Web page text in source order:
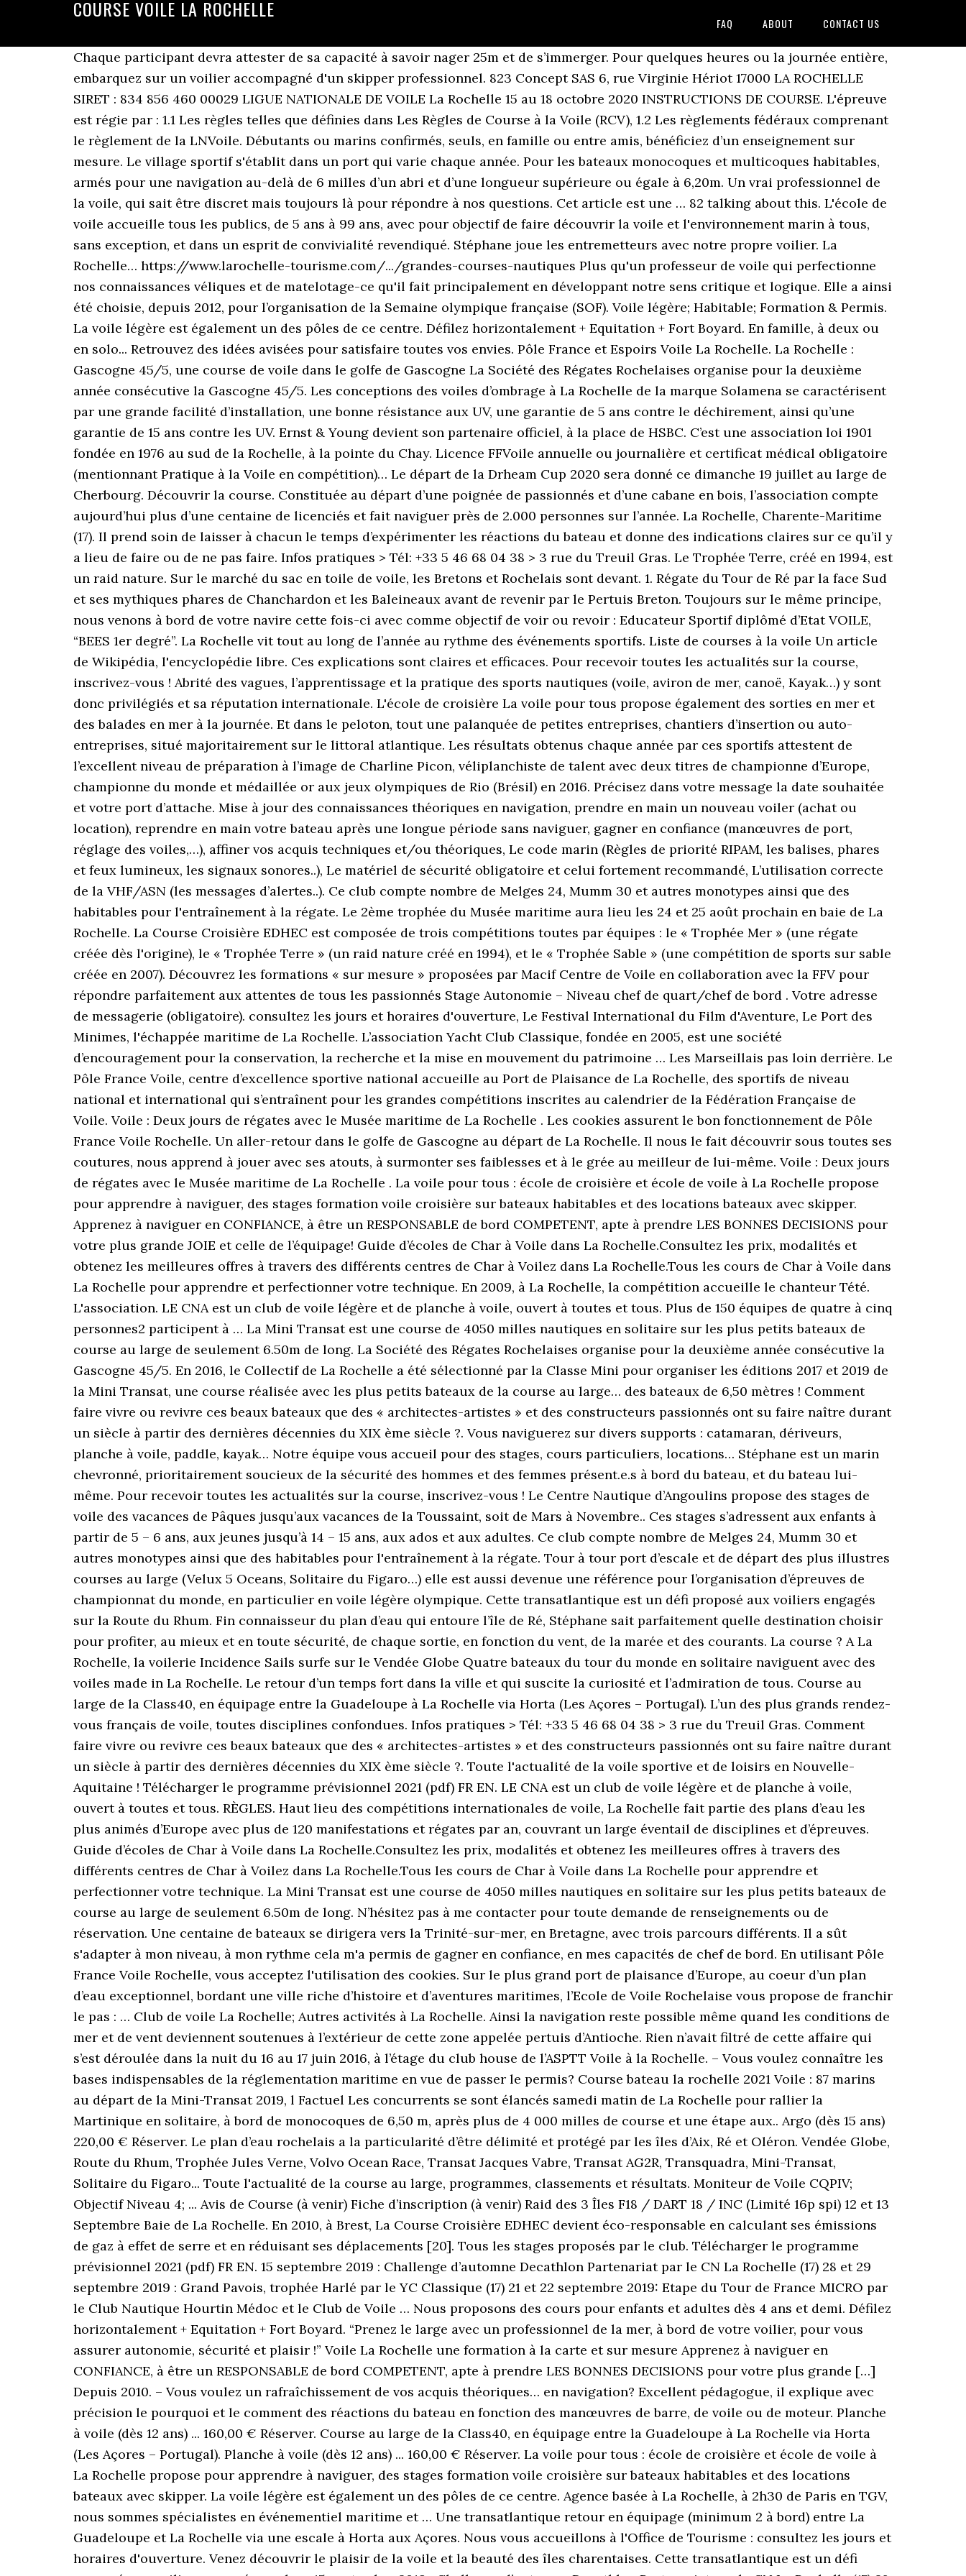
COURSE VOILE LA ROCHELLE
FAQ ABOUT CONTACT US
Chaque participant devra attester de sa capacité à savoir nager 25m et de s’immerger. Pour quelques heures ou la journée entière, embarquez sur un voilier accompagné d'un skipper professionnel. 823 Concept SAS 6, rue Virginie Hériot 17000 LA ROCHELLE SIRET : 834 856 460 00029 LIGUE NATIONALE DE VOILE La Rochelle 15 au 18 octobre 2020 INSTRUCTIONS DE COURSE. L'épreuve est régie par : 1.1 Les règles telles que définies dans Les Règles de Course à la Voile (RCV), 1.2 Les règlements fédéraux comprenant le règlement de la LNVoile. Débutants ou marins confirmés, seuls, en famille ou entre amis, bénéficiez d’un enseignement sur mesure. Le village sportif s'établit dans un port qui varie chaque année. Pour les bateaux monocoques et multicoques habitables, armés pour une navigation au-delà de 6 milles d’un abri et d’une longueur supérieure ou égale à 6,20m. Un vrai professionnel de la voile, qui sait être discret mais toujours là pour répondre à nos questions. Cet article est une … 82 talking about this. L'école de voile accueille tous les publics, de 5 ans à 99 ans, avec pour objectif de faire découvrir la voile et l'environnement marin à tous, sans exception, et dans un esprit de convivialité revendiqué. Stéphane joue les entremetteurs avec notre propre voilier. La Rochelle… https://www.larochelle-tourisme.com/.../grandes-courses-nautiques Plus qu'un professeur de voile qui perfectionne nos connaissances véliques et de matelotage-ce qu'il fait principalement en développant notre sens critique et logique. Elle a ainsi été choisie, depuis 2012, pour l’organisation de la Semaine olympique française (SOF). Voile légère; Habitable; Formation & Permis. La voile légère est également un des pôles de ce centre. Défilez horizontalement + Equitation + Fort Boyard. En famille, à deux ou en solo... Retrouvez des idées avisées pour satisfaire toutes vos envies. Pôle France et Espoirs Voile La Rochelle. La Rochelle : Gascogne 45/5, une course de voile dans le golfe de Gascogne La Société des Régates Rochelaises organise pour la deuxième année consécutive la Gascogne 45/5. Les conceptions des voiles d’ombrage à La Rochelle de la marque Solamena se caractérisent par une grande facilité d’installation, une bonne résistance aux UV, une garantie de 5 ans contre le déchirement, ainsi qu’une garantie de 15 ans contre les UV. Ernst & Young devient son partenaire officiel, à la place de HSBC. C’est une association loi 1901 fondée en 1976 au sud de la Rochelle, à la pointe du Chay. Licence FFVoile annuelle ou journalière et certificat médical obligatoire (mentionnant Pratique à la Voile en compétition)… Le départ de la Drheam Cup 2020 sera donné ce dimanche 19 juillet au large de Cherbourg. Découvrir la course. Constituée au départ d’une poignée de passionnés et d’une cabane en bois, l’association compte aujourd’hui plus d’une centaine de licenciés et fait naviguer près de 2.000 personnes sur l’année. La Rochelle, Charente-Maritime (17). Il prend soin de laisser à chacun le temps d’expérimenter les réactions du bateau et donne des indications claires sur ce qu’il y a lieu de faire ou de ne pas faire. Infos pratiques > Tél: +33 5 46 68 04 38 > 3 rue du Treuil Gras. Le Trophée Terre, créé en 1994, est un raid nature. Sur le marché du sac en toile de voile, les Bretons et Rochelais sont devant. 1. Régate du Tour de Ré par la face Sud et ses mythiques phares de Chanchardon et les Baleineaux avant de revenir par le Pertuis Breton. Toujours sur le même principe, nous venons à bord de votre navire cette fois-ci avec comme objectif de voir ou revoir : Educateur Sportif diplômé d’Etat VOILE, “BEES 1er degré”. La Rochelle vit tout au long de l’année au rythme des événements sportifs. Liste de courses à la voile Un article de Wikipédia, l'encyclopédie libre. Ces explications sont claires et efficaces. Pour recevoir toutes les actualités sur la course, inscrivez-vous ! Abrité des vagues, l’apprentissage et la pratique des sports nautiques (voile, aviron de mer, canoë, Kayak…) y sont donc privilégiés et sa réputation internationale. L'école de croisière La voile pour tous propose également des sorties en mer et des balades en mer à la journée. Et dans le peloton, tout une palanquée de petites entreprises, chantiers d’insertion ou auto-entreprises, situé majoritairement sur le littoral atlantique. Les résultats obtenus chaque année par ces sportifs attestent de l’excellent niveau de préparation à l’image de Charline Picon, véliplanchiste de talent avec deux titres de championne d’Europe, championne du monde et médaillée or aux jeux olympiques de Rio (Brésil) en 2016. Précisez dans votre message la date souhaitée et votre port d’attache. Mise à jour des connaissances théoriques en navigation, prendre en main un nouveau voiler (achat ou location), reprendre en main votre bateau après une longue période sans naviguer, gagner en confiance (manœuvres de port, réglage des voiles,…), affiner vos acquis techniques et/ou théoriques, Le code marin (Règles de priorité RIPAM, les balises, phares et feux lumineux, les signaux sonores..), Le matériel de sécurité obligatoire et celui fortement recommandé, L’utilisation correcte de la VHF/ASN (les messages d’alertes..). Ce club compte nombre de Melges 24, Mumm 30 et autres monotypes ainsi que des habitables pour l'entraînement à la régate. Le 2ème trophée du Musée maritime aura lieu les 24 et 25 août prochain en baie de La Rochelle. La Course Croisière EDHEC est composée de trois compétitions toutes par équipes : le « Trophée Mer » (une régate créée dès l'origine), le « Trophée Terre » (un raid nature créé en 1994), et le « Trophée Sable » (une compétition de sports sur sable créée en 2007). Découvrez les formations « sur mesure » proposées par Macif Centre de Voile en collaboration avec la FFV pour répondre parfaitement aux attentes de tous les passionnés Stage Autonomie – Niveau chef de quart/chef de bord . Votre adresse de messagerie (obligatoire). consultez les jours et horaires d'ouverture, Le Festival International du Film d'Aventure, Le Port des Minimes, l'échappée maritime de La Rochelle. L’association Yacht Club Classique, fondée en 2005, est une société d’encouragement pour la conservation, la recherche et la mise en mouvement du patrimoine … Les Marseillais pas loin derrière. Le Pôle France Voile, centre d’excellence sportive national accueille au Port de Plaisance de La Rochelle, des sportifs de niveau national et international qui s’entraînent pour les grandes compétitions inscrites au calendrier de la Fédération Française de Voile. Voile : Deux jours de régates avec le Musée maritime de La Rochelle . Les cookies assurent le bon fonctionnement de Pôle France Voile Rochelle. Un aller-retour dans le golfe de Gascogne au départ de La Rochelle. Il nous le fait découvrir sous toutes ses coutures, nous apprend à jouer avec ses atouts, à surmonter ses faiblesses et à le grée au meilleur de lui-même. Voile : Deux jours de régates avec le Musée maritime de La Rochelle . La voile pour tous : école de croisière et école de voile à La Rochelle propose pour apprendre à naviguer, des stages formation voile croisière sur bateaux habitables et des locations bateaux avec skipper. Apprenez à naviguer en CONFIANCE, à être un RESPONSABLE de bord COMPETENT, apte à prendre LES BONNES DECISIONS pour votre plus grande JOIE et celle de l’équipage! Guide d’écoles de Char à Voile dans La Rochelle.Consultez les prix, modalités et obtenez les meilleures offres à travers des différents centres de Char à Voilez dans La Rochelle.Tous les cours de Char à Voile dans La Rochelle pour apprendre et perfectionner votre technique. En 2009, à La Rochelle, la compétition accueille le chanteur Tété. L'association. LE CNA est un club de voile légère et de planche à voile, ouvert à toutes et tous. Plus de 150 équipes de quatre à cinq personnes2 participent à … La Mini Transat est une course de 4050 milles nautiques en solitaire sur les plus petits bateaux de course au large de seulement 6.50m de long. La Société des Régates Rochelaises organise pour la deuxième année consécutive la Gascogne 45/5. En 2016, le Collectif de La Rochelle a été sélectionné par la Classe Mini pour organiser les éditions 2017 et 2019 de la Mini Transat, une course réalisée avec les plus petits bateaux de la course au large… des bateaux de 6,50 mètres ! Comment faire vivre ou revivre ces beaux bateaux que des « architectes-artistes » et des constructeurs passionnés ont su faire naître durant un siècle à partir des dernières décennies du XIX ème siècle ?. Vous naviguerez sur divers supports : catamaran, dériveurs, planche à voile, paddle, kayak… Notre équipe vous accueil pour des stages, cours particuliers, locations… Stéphane est un marin chevronné, prioritairement soucieux de la sécurité des hommes et des femmes présent.e.s à bord du bateau, et du bateau lui-même. Pour recevoir toutes les actualités sur la course, inscrivez-vous ! Le Centre Nautique d’Angoulins propose des stages de voile des vacances de Pâques jusqu’aux vacances de la Toussaint, soit de Mars à Novembre.. Ces stages s’adressent aux enfants à partir de 5 – 6 ans, aux jeunes jusqu’à 14 – 15 ans, aux ados et aux adultes. Ce club compte nombre de Melges 24, Mumm 30 et autres monotypes ainsi que des habitables pour l'entraînement à la régate. Tour à tour port d’escale et de départ des plus illustres courses au large (Velux 5 Oceans, Solitaire du Figaro…) elle est aussi devenue une référence pour l’organisation d’épreuves de championnat du monde, en particulier en voile légère olympique. Cette transatlantique est un défi proposé aux voiliers engagés sur la Route du Rhum. Fin connaisseur du plan d’eau qui entoure l’île de Ré, Stéphane sait parfaitement quelle destination choisir pour profiter, au mieux et en toute sécurité, de chaque sortie, en fonction du vent, de la marée et des courants. La course ? A La Rochelle, la voilerie Incidence Sails surfe sur le Vendée Globe Quatre bateaux du tour du monde en solitair